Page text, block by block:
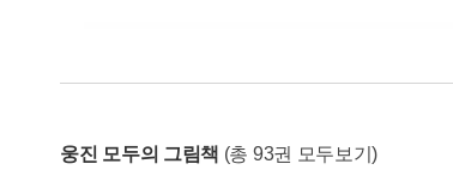
웅진 모두의 그림책 (총 93권 모두보기)